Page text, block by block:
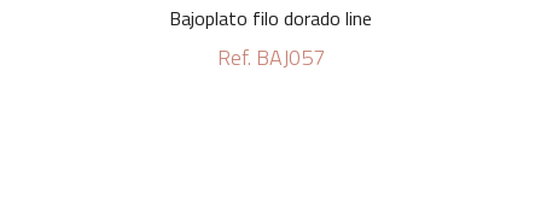
Bajoplato filo dorado line
Ref. BAJ057